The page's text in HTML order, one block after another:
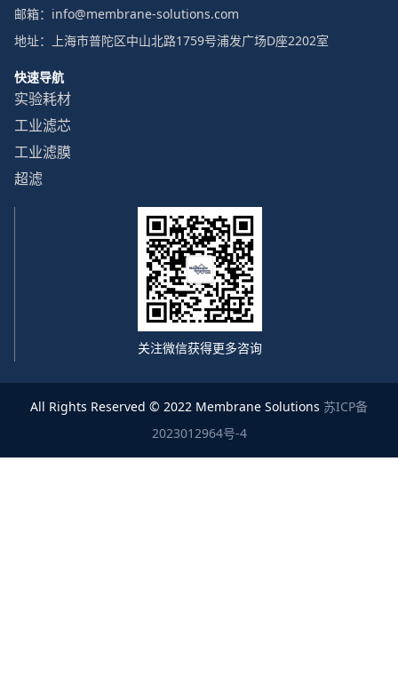
邮箱：info@membrane-solutions.com
地址：上海市普陀区中山北路1759号浦发广场D座2202室
快速导航
实验耗材
工业滤芯
工业滤膜
超滤
关注微信获得更多咨询
All Rights Reserved © 2022 Membrane Solutions 苏ICP备
2023012964号-4